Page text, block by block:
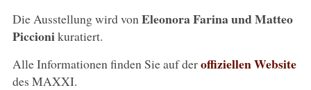
Die Ausstellung wird von Eleonora Farina und Matteo
Piccionikuratiert.
Alle Informationen finden Sie auf deroffiziellen Website
des MAXXI.